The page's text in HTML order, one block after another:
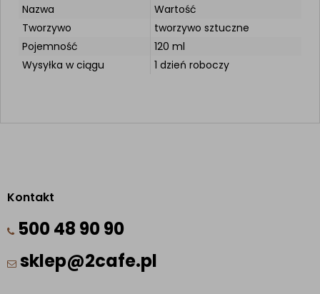
Nazwa
Wartość
Tworzywo
tworzywo sztuczne
Pojemność
120 ml
Wysyłka w ciągu
1 dzień roboczy
Kontakt
500 48 90 90
sklep@2cafe.pl